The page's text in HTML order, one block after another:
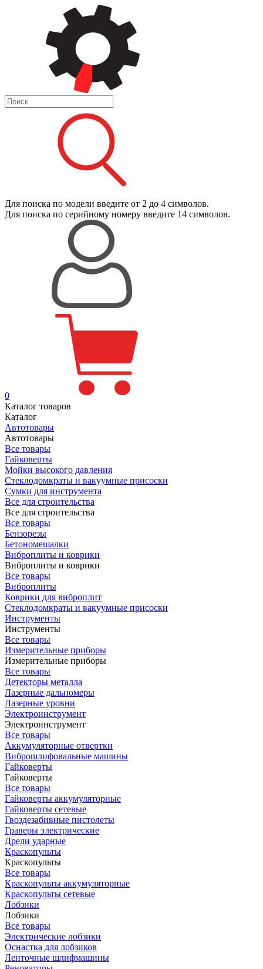
Для поиска по модели введите от 2 до 4 символов.
Для поиска по серийному номеру введите 14 символов.
0
Каталог товаров
Каталог
Автотовары
Автотовары
Все товары
Гайковерты
Мойки высокого давления
Стеклодомкраты и вакуумные присоски
Сумки для инструмента
Все для строительства
Все для строительства
Все товары
Бензорезы
Бетономешалки
Виброплиты и коврики
Виброплиты и коврики
Все товары
Виброплиты
Коврики для виброплит
Стеклодомкраты и вакуумные присоски
Инструменты
Инструменты
Все товары
Измерительные приборы
Измерительные приборы
Все товары
Детекторы металла
Лазерные дальномеры
Лазерные уровни
Электроинструмент
Электроинструмент
Все товары
Аккумуляторные отвертки
Виброшлифовальные машины
Гайковерты
Гайковерты
Все товары
Гайковерты аккумуляторные
Гайковерты сетевые
Гвоздезабивные пистолеты
Граверы электрические
Дрели ударные
Краскопульты
Краскопульты
Все товары
Краскопульты аккумуляторные
Краскопульты сетевые
Лобзики
Лобзики
Все товары
Электрические лобзики
Оснастка для лобзиков
Ленточные шлифмашины